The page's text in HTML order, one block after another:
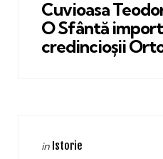
Cuvioasa
O Sfântă
credincioșii
Categories
Posted
in Istorie